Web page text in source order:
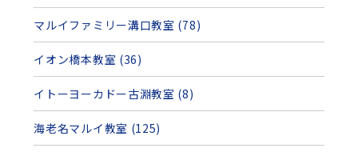
マルイファミリー溝口教室 (78)
イオン橋本教室 (36)
イトーヨーカドー古淵教室 (8)
海老名マルイ教室 (125)